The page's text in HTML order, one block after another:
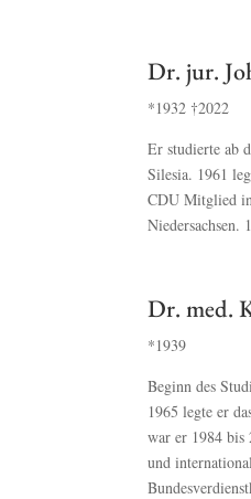
Dr. jur.
*1932 †2022
Er studierte ab
Silesia. 1961
CDU Mitglied
Niedersachsen.
Dr. med.
*1939
Beginn des
1965 legte er
war er 1984
und